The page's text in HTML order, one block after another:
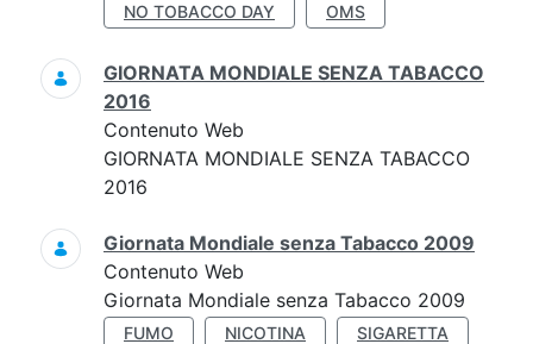
NO TOBACCO DAY
OMS
GIORNATA MONDIALE SENZA TABACCO
2016
Contenuto Web
GIORNATA MONDIALE SENZA TABACCO
2016
Giornata Mondiale senza Tabacco 2009
Contenuto Web
Giornata Mondiale senza Tabacco 2009
FUMO NICOTINA
SIGARETTA